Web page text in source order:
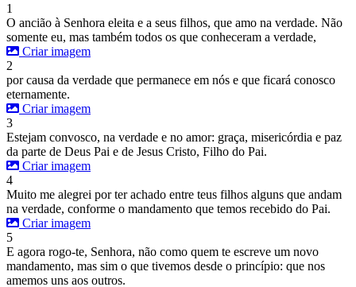
1
O ancião à Senhora eleita e a seus filhos, que amo na verdade. Não
somente eu, mas também todos os que conheceram a verdade,
Criar imagem
2
por causa da verdade que permanece em nós e que ficará conosco
eternamente.
Criar imagem
3
Estejam convosco, na verdade e no amor: graça, misericórdia e paz
da parte de Deus Pai e de Jesus Cristo, Filho do Pai.
Criar imagem
4
Muito me alegrei por ter achado entre teus filhos alguns que andam
na verdade, conforme o mandamento que temos recebido do Pai.
Criar imagem
5
E agora rogo-te, Senhora, não como quem te escreve um novo
mandamento, mas sim o que tivemos desde o princípio: que nos
amemos uns aos outros.